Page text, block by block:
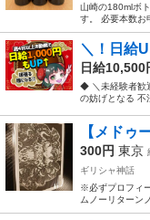
山崎の180mlボ
す。 必要本数お
＼！日給
日給10,500
◆ ＼未経験者歓
の妨げとなる 不
【メド
300円 東京
ギリシャ神話
※必ずプロフィ
ムノーリターン